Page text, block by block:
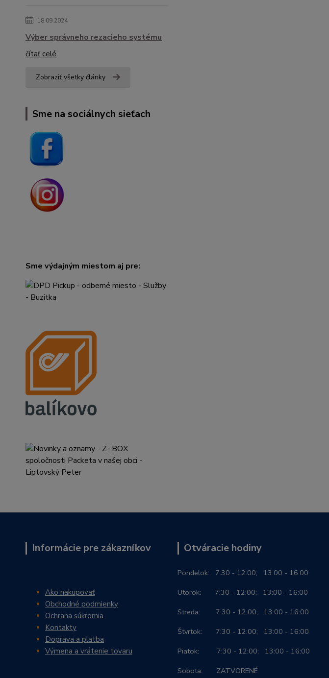
18.09.2024
Výber správneho rezacieho systému
čítať celé
Zobraziť všetky články
Sme na sociálnych sieťach
Sme výdajným miestom aj pre:
Informácie pre zákazníkov
Ako nakupovať
Obchodné podmienky
Ochrana súkromia
Kontakty
Doprava a platba
Výmena a vrátenie tovaru
Otváracie hodiny
Pondelok: 7:30 - 12:00; 13:00 - 16:00
Utorok: 7:30 - 12:00; 13:00 - 16:00
Streda: 7:30 - 12:00; 13:00 - 16:00
Štvrtok: 7:30 - 12:00; 13:00 - 16:00
Piatok: 7:30 - 12:00; 13:00 - 16:00
Sobota: ZATVORENÉ